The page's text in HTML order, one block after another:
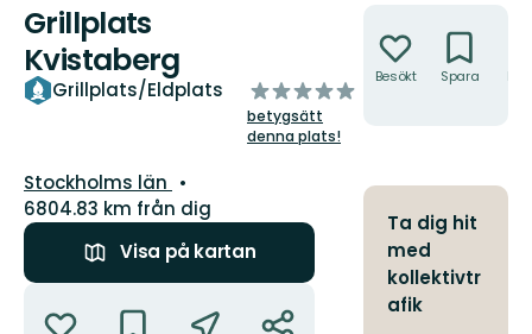
Grillplats
Kvistaberg
Grillplats/Eldplats
av
5
stjärnor
betygsätt
denna plats!
Län:
Stockholms län
6804.83 km från dig
Visa på kartan
Besökt Spara
Ta dig hit
med
kollektivtr
afik